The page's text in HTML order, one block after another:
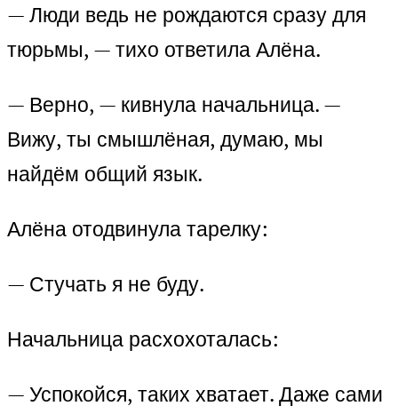
— Люди ведь не рождаются сразу для
тюрьмы, — тихо ответила Алёна.
— Верно, — кивнула начальница. —
Вижу, ты смышлёная, думаю, мы
найдём общий язык.
Алёна отодвинула тарелку:
— Стучать я не буду.
Начальница расхохоталась:
— Успокойся, таких хватает. Даже сами